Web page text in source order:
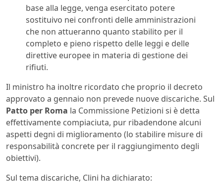
base alla legge, venga esercitato potere
sostituivo nei confronti delle amministrazioni
che non attueranno quanto stabilito per il
completo e pieno rispetto delle leggi e delle
direttive europee in materia di gestione dei
rifiuti.
Il ministro ha inoltre ricordato che proprio il decreto
approvato a gennaio non prevede nuove discariche. Sul
Patto per Roma la Commissione Petizioni si è detta
effettivamente compiaciuta, pur ribadendone alcuni
aspetti degni di miglioramento (lo stabilire misure di
responsabilità concrete per il raggiungimento degli
obiettivi).
Sul tema discariche, Clini ha dichiarato: